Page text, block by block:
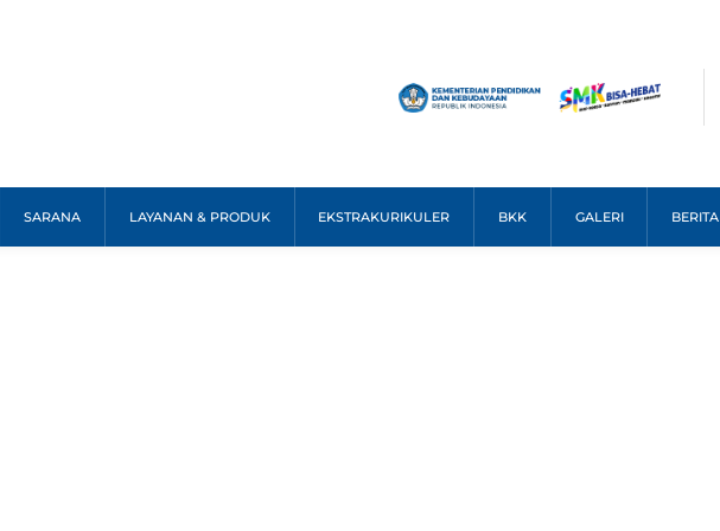
SARANA LAYANAN & PRODUK EKSTRAKURIKULER BKK GALERI BERITA